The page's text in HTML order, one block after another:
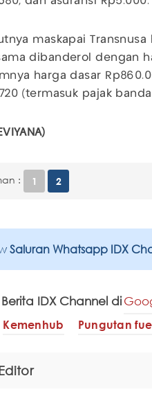
maskapai
dibanderol dengan
harga dasar
(termasuk pajak
: 1 2
Saluran Whatsapp IDX
IDX Channel di
Kemenhub Pungutan